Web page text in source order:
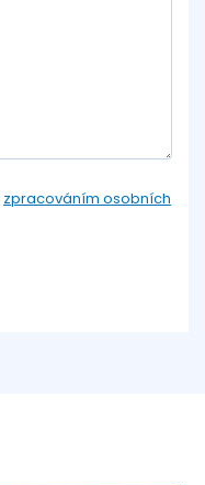
zpracováním osobních